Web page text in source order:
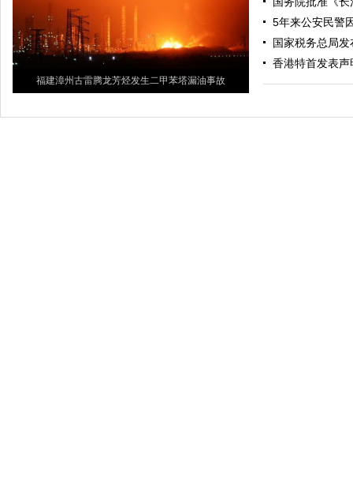
福建漳州古雷腾龙芳烃发生二甲苯塔漏油事故
5年来公安民警
国家税务总局
香港特首发表声